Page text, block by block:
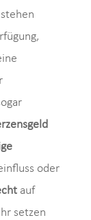
oder
auf
setzen